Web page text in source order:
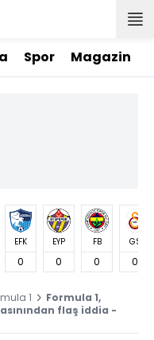
Spor Magazin
EFK
0
EYP
0
FB
0
GS
0
1
Formula 1,
flaş iddia -